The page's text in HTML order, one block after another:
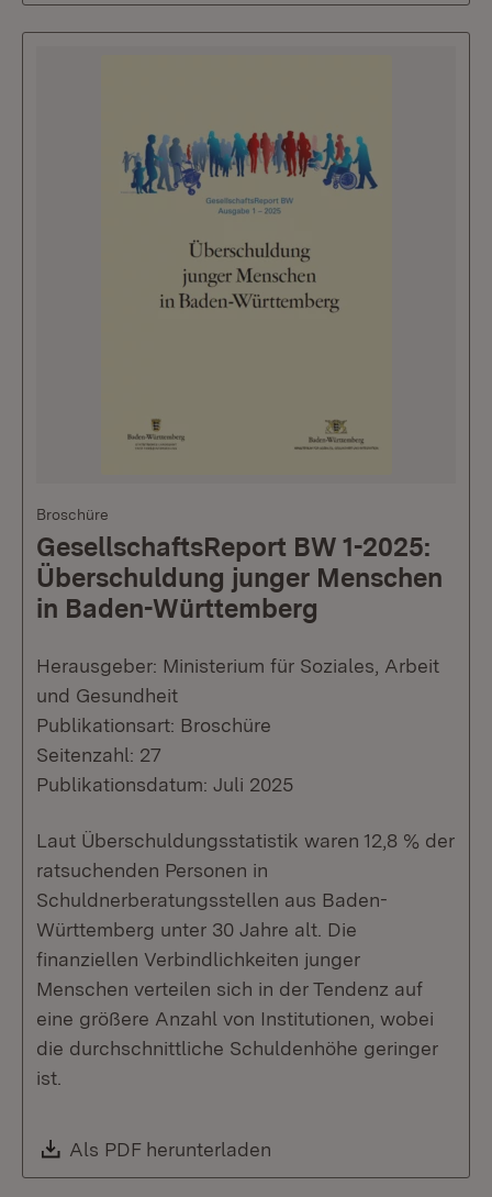
Broschüre
GesellschaftsReport BW 1-2025:
Überschuldung junger Menschen
in Baden-Württemberg
Herausgeber: Ministerium für Soziales, Arbeit
und Gesundheit
Publikationsart: Broschüre
Seitenzahl: 27
Publikationsdatum: Juli 2025
Laut Überschuldungsstatistik waren 12,8 % der
ratsuchenden Personen in
Schuldnerberatungsstellen aus Baden-
Württemberg unter 30 Jahre alt. Die
finanziellen Verbindlichkeiten junger
Menschen verteilen sich in der Tendenz auf
eine größere Anzahl von Institutionen, wobei
die durchschnittliche Schuldenhöhe geringer
ist.
Download:
Als PDF herunterladen